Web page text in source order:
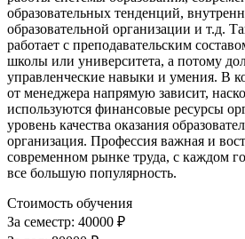
образовательных тенденций,
образовательной организации и т.д.
работает с преподавательским
школы или университета, а потому
управленческие навыки и умения. В
от менеджера напрямую зависит,
используются финансовые ресурсы
уровень качества оказания
организация. Профессия важная и
современном рынке труда, с каждом
все большую популярность.
Стоимость обучения
За семестр: 40000 ₽